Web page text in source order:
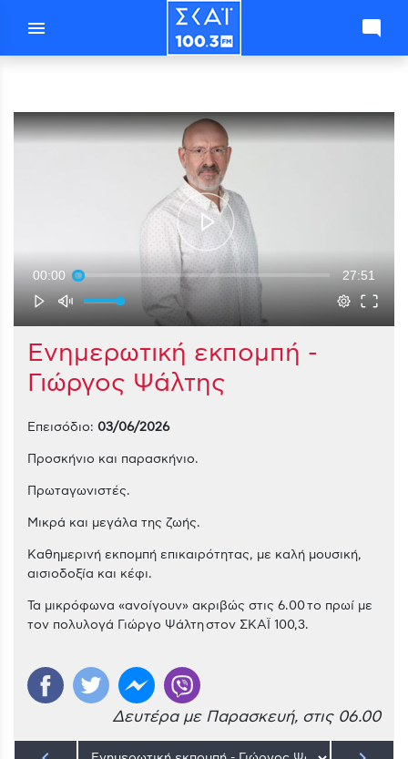
menu mode_comment
00:00 27:51
Ενημερωτική εκπομπή -
Γιώργος Ψάλτης
Επεισόδιο: 03/06/2026
Προσκήνιο και παρασκήνιο.
Πρωταγωνιστές.
Μικρά και μεγάλα της ζωής.
Kαθημερινή εκπομπή επικαιρότητας, με καλή μουσική,
αισιοδοξία και κέφι.
Τα μικρόφωνα «ανοίγουν» ακριβώς στις 6.00 το πρωί με
τον πολυλογά Γιώργο Ψάλτη στον ΣΚΑΪ 100,3.
Δευτέρα με Παρασκευή, στις 06.00